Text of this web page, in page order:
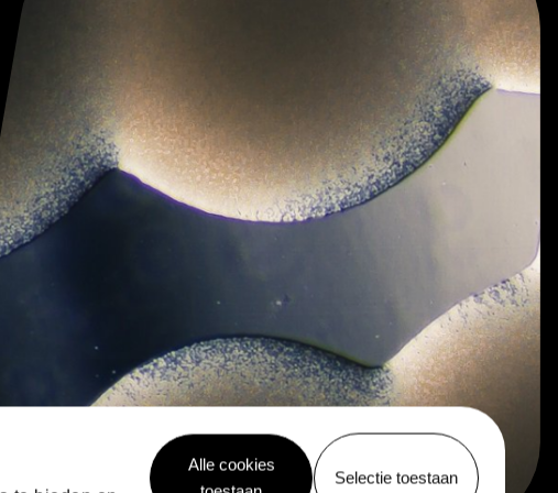
Alle cookies
Selectie toestaan